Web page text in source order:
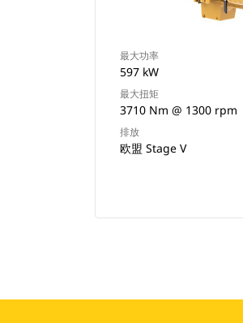
最大功率
597 kW
最大扭矩
3710 Nm @ 1300 rpm
排放
欧盟 Stage V